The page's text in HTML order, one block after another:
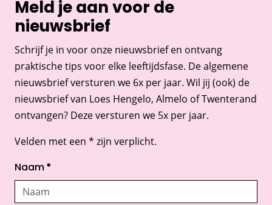
Meld je aan voor de
nieuwsbrief
Schrijf je in voor onze nieuwsbrief en ontvang
praktische tips voor elke leeftijdsfase. De algemene
nieuwsbrief versturen we 6x per jaar. Wil jij (ook) de
nieuwsbrief van Loes Hengelo, Almelo of Twenterand
ontvangen? Deze versturen we 5x per jaar.
Velden met een * zijn verplicht.
Naam *